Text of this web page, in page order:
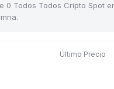
0 Todos Todos Cripto Spot
Último Precio